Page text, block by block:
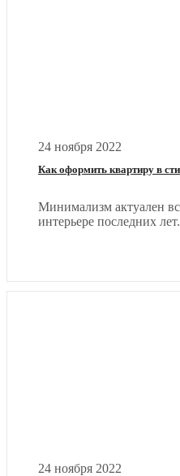
24 ноября 2022
Как оформить квартиру в
Минимализм актуален
интерьере последних лет.
24 ноября 2022